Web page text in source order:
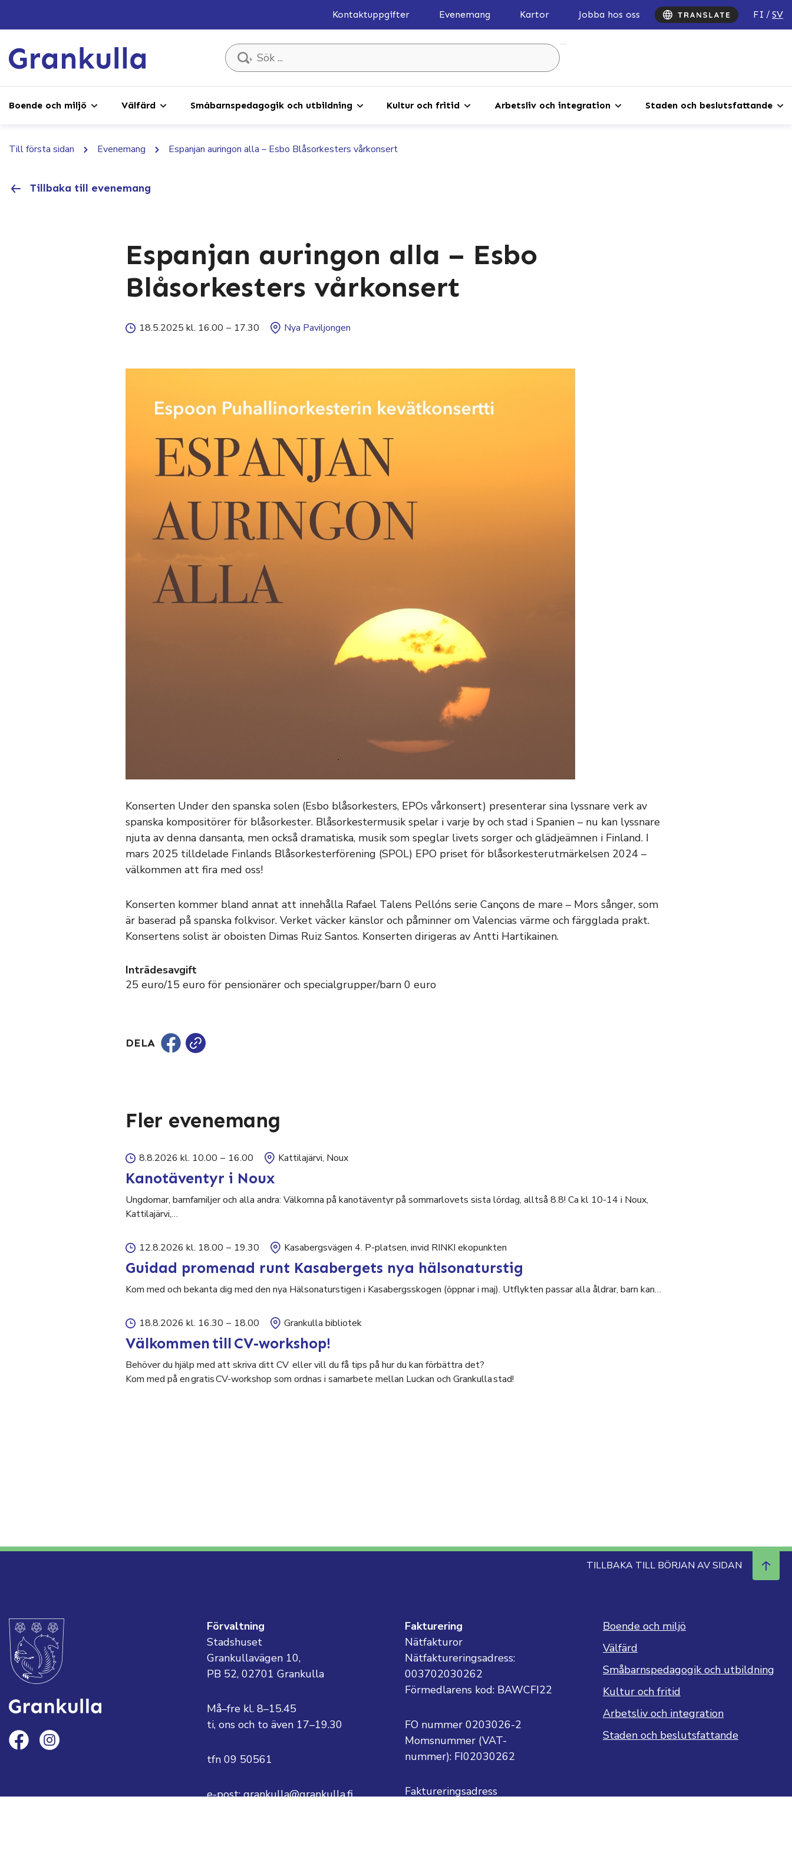
Kontaktuppgifter Evenemang Kartor Jobba hos oss FI SV
Sök ...
Boende och miljö Välfärd Småbarnspedagogik och utbildning Kultur och fritid Arbetsliv och integration Staden och beslutsfattande
Till första sidan Evenemang Espanjan auringon alla – Esbo Blåsorkesters vårkonsert
Tillbaka till evenemang
Espanjan auringon alla – Esbo
Blåsorkesters vårkonsert
18.5.2025 kl. 16.00 – 17.30 Nya Paviljongen
Konserten Under den spanska solen (Esbo blåsorkesters, EPOs vårkonsert) presenterar sina lyssnare verk av
spanska kompositörer för blåsorkester. Blåsorkestermusik spelar i varje by och stad i Spanien – nu kan lyssnare
njuta av denna dansanta, men också dramatiska, musik som speglar livets sorger och glädjeämnen i Finland. I
mars 2025 tilldelade Finlands Blåsorkesterförening (SPOL) EPO priset för blåsorkesterutmärkelsen 2024 –
välkommen att fira med oss!
Konserten kommer bland annat att innehålla Rafael Talens Pellóns serie Cançons de mare – Mors sånger, som
är baserad på spanska folkvisor. Verket väcker känslor och påminner om Valencias värme och färgglada prakt.
Konsertens solist är oboisten Dimas Ruiz Santos. Konserten dirigeras av Antti Hartikainen.
Inträdesavgift
25 euro/15 euro för pensionärer och specialgrupper/barn 0 euro
DELA
Fler evenemang
8.8.2026 kl. 10.00 – 16.00 Kattilajärvi, Noux
Kanotäventyr i Noux
Ungdomar, barnfamiljer och alla andra: Välkomna på kanotäventyr på sommarlovets sista lördag, alltså 8.8! Ca kl 10-14 i Noux,
Kattilajärvi,…
12.8.2026 kl. 18.00 – 19.30 Kasabergsvägen 4. P-platsen, invid RINKI ekopunkten
Guidad promenad runt Kasabergets nya hälsonaturstig
Kom med och bekanta dig med den nya Hälsonaturstigen i Kasabergsskogen (öppnar i maj). Utflykten passar alla åldrar, barn kan…
18.8.2026 kl. 16.30 – 18.00 Grankulla bibliotek
Välkommen till CV-workshop!
Behöver du hjälp med att skriva ditt CV eller vill du få tips på hur du kan förbättra det?
Kom med på en gratis CV-workshop som ordnas i samarbete mellan Luckan och Grankulla stad!
TILLBAKA TILL BÖRJAN AV SIDAN
Förvaltning
Stadshuset
Grankullavägen 10,
PB 52, 02701 Grankulla
Må–fre kl. 8–15.45
ti, ons och to även 17–19.30
tfn 09 50561
e-post: grankulla@grankulla.fi
Fakturering
Nätfakturor
Nätfaktureringsadress:
003702030262
Förmedlarens kod: BAWCFI22
FO nummer 0203026-2
Momsnummer (VAT-
nummer): FI02030262
Faktureringsadress
Boende och miljö
Välfärd
Småbarnspedagogik och utbildning
Kultur och fritid
Arbetsliv och integration
Staden och beslutsfattande